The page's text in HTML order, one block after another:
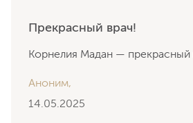
Прекрасный врач!
Корнелия Мадан — прекрасный
Аноним,
14.05.2025